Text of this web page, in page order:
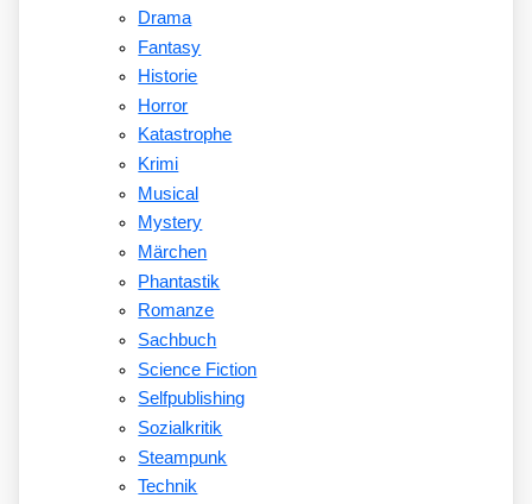
Drama
Fantasy
Historie
Horror
Katastrophe
Krimi
Musical
Mystery
Märchen
Phantastik
Romanze
Sachbuch
Science Fiction
Selfpublishing
Sozialkritik
Steampunk
Technik